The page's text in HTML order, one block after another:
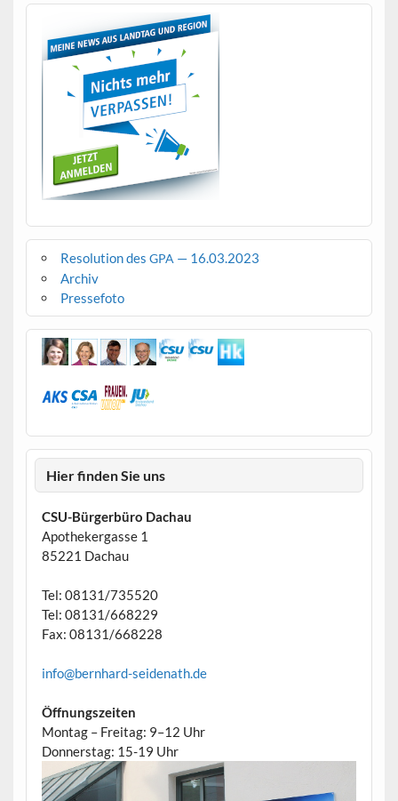
Resolution des GPA — 16.03.2023
Archiv
Pressefoto
Hier finden Sie uns
CSU-Bürgerbüro Dachau
Apothekergasse 1
85221 Dachau
Tel: 08131/735520
Tel: 08131/668229
Fax: 08131/668228
info@bernhard-seidenath.de
Öffnungszeiten
Montag – Freitag: 9–12 Uhr
Donnerstag: 15-19 Uhr